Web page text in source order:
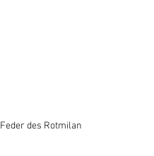
Feder des Rotmilan